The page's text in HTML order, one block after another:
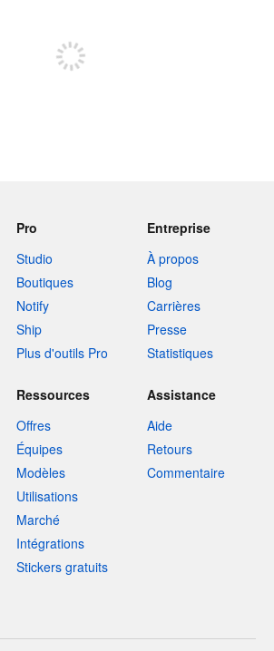
Pro
Studio
Boutiques
Notify
Ship
Plus d'outils Pro
Entreprise
À propos
Blog
Carrières
Presse
Statistiques
Ressources
Offres
Équipes
Modèles
Utilisations
Marché
Intégrations
Stickers gratuits
Assistance
Aide
Retours
Commentaire